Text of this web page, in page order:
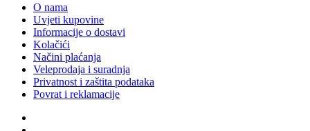
O nama
Uvjeti kupovine
Informacije o dostavi
Kolačići
Načini plaćanja
Veleprodaja i suradnja
Privatnost i zaštita podataka
Povrat i reklamacije